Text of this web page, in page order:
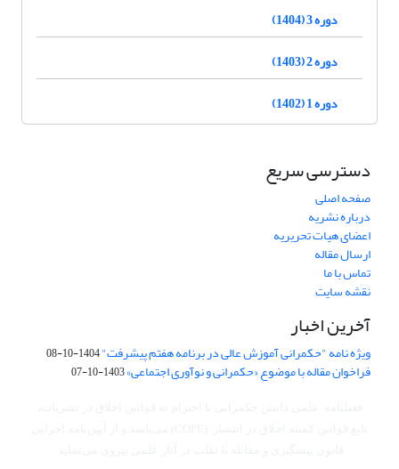
دوره 3 (1404)
دوره 2 (1403)
دوره 1 (1402)
دسترسی سریع
صفحه اصلی
درباره نشریه
اعضای هیات تحریریه
ارسال مقاله
تماس با ما
نقشه سایت
آخرین اخبار
ویژه نامه "حکمرانی آموزش عالی در برنامه هفتم پیشرفت"1404-10-08
فراخوان مقاله با موضوع «حکمرانی و نوآوری اجتماعی»1403-10-07